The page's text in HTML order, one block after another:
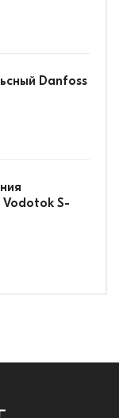
Danfoss
Vodotok S-